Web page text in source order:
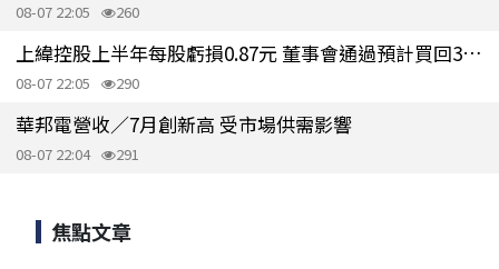
08-07 22:05 260
上緯控股上半年每股虧損0.87元 董事會通過預計買回3000張庫藏股
08-07 22:05 290
華邦電營收／7月創新高 受市場供需影響
08-07 22:04 291
焦點文章